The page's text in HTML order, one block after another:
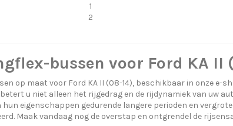
1
2
bussen voor Ford KA II
op maat voor Ford KA II (08-14), beschikbaar in onze e-
u niet alleen het rijgedrag en de rijdynamiek van uw
eigenschappen gedurende langere perioden en
Maak vandaag nog de overstap en ontgrendel de